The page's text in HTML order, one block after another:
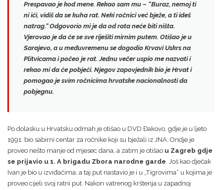
Prespavao je kod mene. Rekao sam mu – “Buraz, nemoj ti
ni ići, vidiš da se kuha rat. Neki ročnici već bježe, a ti ideš
natrag.” Odgovorio mi je da od rata neće biti ništa.
Vjerovao je da će se sve riješiti mirnim putem. Otišao je u
Sarajevo, a u međuvremenu se dogodio Krvavi Uskrs na
Plitvicama i počeo je rat.Jednu večer uspio me nazvati i
rekao mi da će pobjeći. Njegov zapovjednik bio je Hrvat i
pomogao je svim ročnicima hrvatske nacionalnosti da
pobjegnu.
Po dolasku u Hrvatsku odmah je otišao u DVD Đakovo, gdje je u ljeto
1991. bio sabirni centar za ročnike koji su bježali iz JNA. Ondje je
proveo nešto manje od mjesec dana, a zatim je otišao u Zagreb gdje
se prijavio u 1. A brigadu Zbora narodne garde. Još kao dječak
Ivan je bio u izviđačima, a taj put nastavio je i u „Tigrovima“ u kojima je
proveo cijeli svoj ratni put. Nakon vatrenog krštenja u zapadnoj